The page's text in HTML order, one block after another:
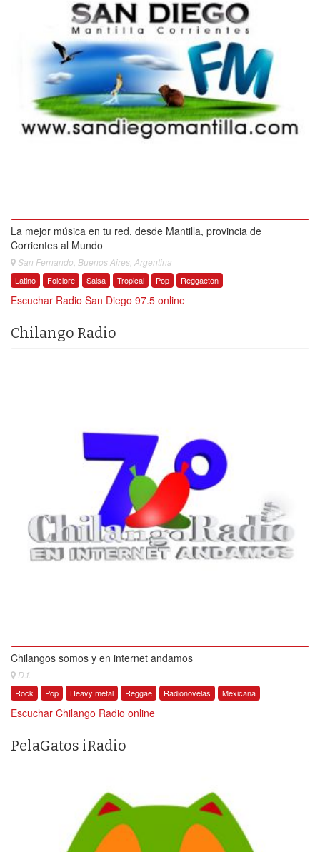
La mejor música en tu red, desde Mantilla, provincia de
Corrientes al Mundo
San Fernando, Buenos Aires, Argentina
Latino Folclore Salsa Tropical Pop Reggaeton
Escuchar Radio San Diego 97.5 online
Chilango Radio
Chilangos somos y en internet andamos
D.f.
Rock Pop Heavy metal Reggae Radionovelas Mexicana
Escuchar Chilango Radio online
PelaGatos iRadio